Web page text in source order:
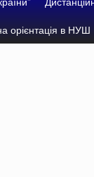
орієнтація в НУШ